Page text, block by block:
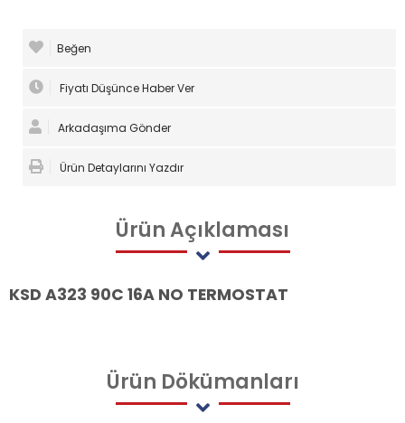
Beğen
Fiyatı Düşünce Haber Ver
Arkadaşıma Gönder
Ürün Detaylarını Yazdır
ÜrünAçıklaması
KSD A323 90C 16A NO TERMOSTAT
Ürün Dökümanları